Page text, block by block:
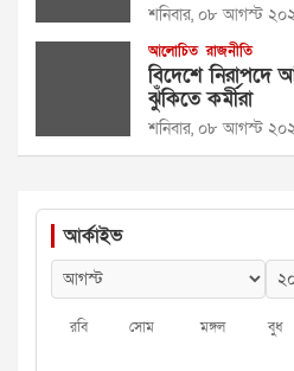
শনিবার, ০৮ আগস্ট
আলোচিত রাজনীতি
বিদেশে নিরাপদে
ঝুঁকিতে কর্মীরা
শনিবার, ০৮ আগস্ট
আর্কাইভ
রবি সোম মঙ্গল বুধ